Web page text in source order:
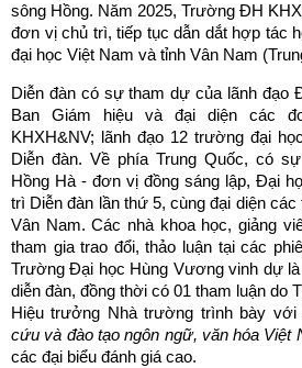
sông Hồng. Năm 2025, Trường ĐH
đơn vị chủ trì, tiếp tục dẫn dắt hợp tác
đại học Việt Nam và tỉnh Vân Nam
Diễn đàn có sự tham dự của lãnh đạo
Ban Giám hiệu và đại diện các
KHXH&NV; lãnh đạo 12 trường đại
Diễn đàn. Về phía Trung Quốc, có
Hồng Hà - đơn vị đồng sáng lập, Đại
trì Diễn đàn lần thứ 5, cùng đại diện
Vân Nam. Các nhà khoa học, giảng
tham gia trao đổi, thảo luận tại các
Trường Đại học Hùng Vương vinh dự
diễn đàn, đồng thời có 01 tham luận do
Hiệu trưởng Nhà trường trình bày với
cứu và đào tạo ngôn ngữ, văn hóa Việt
các đại biểu đánh giá cao.